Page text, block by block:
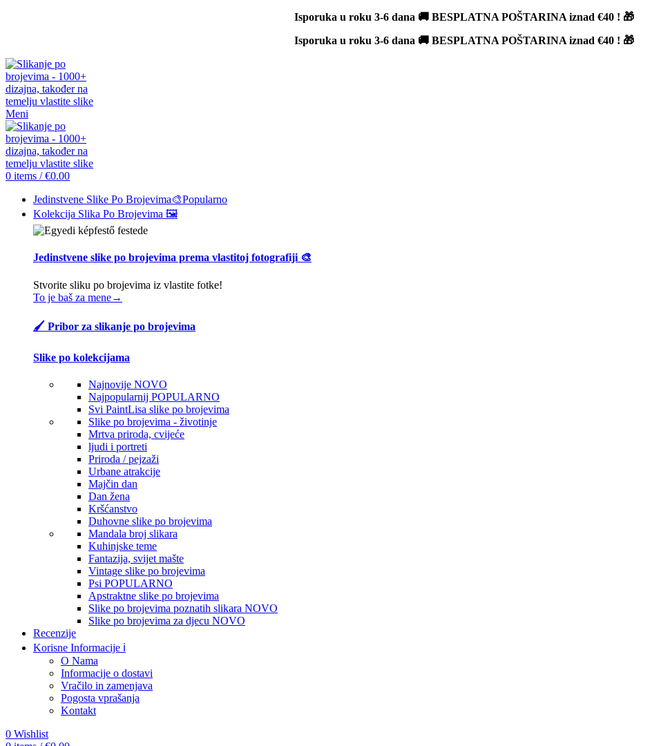
Isporuka u roku 3-6 dana 🚚 BESPLATNA POŠTARINA iznad €40 ! 🎁
Isporuka u roku 3-6 dana 🚚 BESPLATNA POŠTARINA iznad €40 ! 🎁
Meni
0 items / €0.00
Jedinstvene Slike Po Brojevima🎨Popularno
Kolekcija Slika Po Brojevima 🖼️
Jedinstvene slike po brojevima prema vlastitoj fotografiji 🎨
Stvorite sliku po brojevima iz vlastite fotke!
To je baš za mene→
🖌️ Pribor za slikanje po brojevima
Slike po kolekcijama
Najnovije NOVO
Najpopularnij POPULARNO
Svi PaintLisa slike po brojevima
Slike po brojevima - životinje
Mrtva priroda, cvijeće
ljudi i portreti
Priroda / pejzaži
Urbane atrakcije
Majčin dan
Dan žena
Kršćanstvo
Duhovne slike po brojevima
Mandala broj slikara
Kuhinjske teme
Fantazija, svijet mašte
Vintage slike po brojevima
Psi POPULARNO
Apstraktne slike po brojevima
Slike po brojevima poznatih slikara NOVO
Slike po brojevima za djecu NOVO
Recenzije
Korisne Informacije ℹ️
O Nama
Informacije o dostavi
Vračilo in zamenjava
Pogosta vprašanja
Kontakt
0 Wishlist